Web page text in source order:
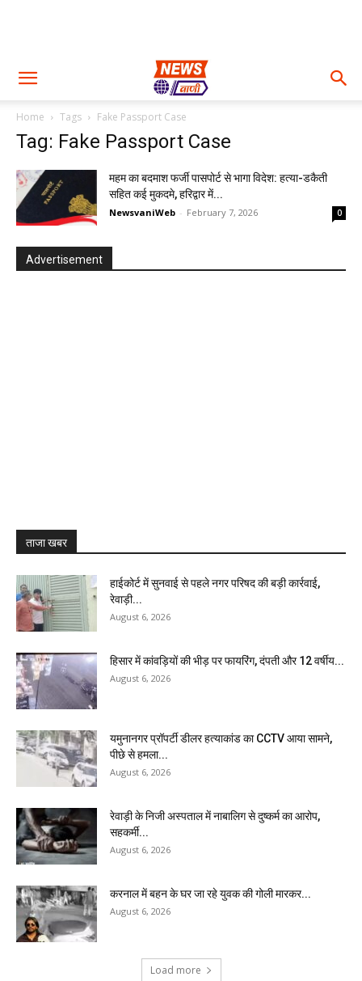
Home Tags Fake Passport Case
Tag: Fake Passport Case
महम का बदमाश फर्जी पासपोर्ट से भागा विदेश: हत्या-डकैती
सहित कई मुकदमे, हरिद्वार में...
NewsvaniWeb - February 7, 2026 0
Advertisement
ताजा खबर
हाईकोर्ट में सुनवाई से पहले नगर परिषद की बड़ी कार्रवाई,
रेवाड़ी...
August 6, 2026
हिसार में कांवड़ियों की भीड़ पर फायरिंग, दंपती और 12 वर्षीय...
August 6, 2026
यमुनानगर प्रॉपर्टी डीलर हत्याकांड का CCTV आया सामने,
पीछे से हमला...
August 6, 2026
रेवाड़ी के निजी अस्पताल में नाबालिग से दुष्कर्म का आरोप,
सहकर्मी...
August 6, 2026
करनाल में बहन के घर जा रहे युवक की गोली मारकर...
August 6, 2026
Load more